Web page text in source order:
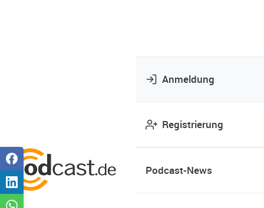
Anmeldung
Registrierung
Podcast-News